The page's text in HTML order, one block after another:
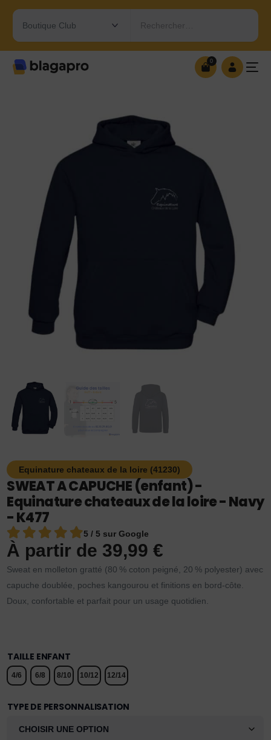
Rechercher…
0
Equinature chateaux de la loire (41230)
SWEAT A CAPUCHE (enfant) -
Equinature chateaux de la loire - Navy
- K477
5 / 5 sur Google
À partir de 39,99€
Sweat en molleton gratté (80 % coton peigné, 20 % polyester) avec
capuche doublée, poches kangourou et finitions en bord-côte.
Doux, confortable et parfait pour un usage quotidien.
TAILLE ENFANT
4/6 6/8 8/10 10/12 12/14
TYPE DE PERSONNALISATION